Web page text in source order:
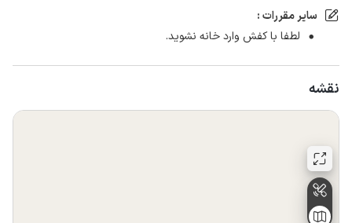
سایر مقررات :
لطفا با کفش وارد خانه نشوید.
نقشه